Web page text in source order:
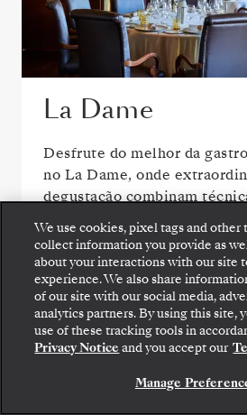
La Dame
Desfrute do melhor da
no La Dame, onde
degustação combinam
sazonais e elegância moderna.
VER TODAS AS OPÇÕES DE
We use cookies, pixel tags and
collect information you provide as
about your interactions with our site
experience. We also share
of our site with our social media,
analytics partners. By using this site,
use of these tracking tools in
Privacy Notice and you accept our
Manage